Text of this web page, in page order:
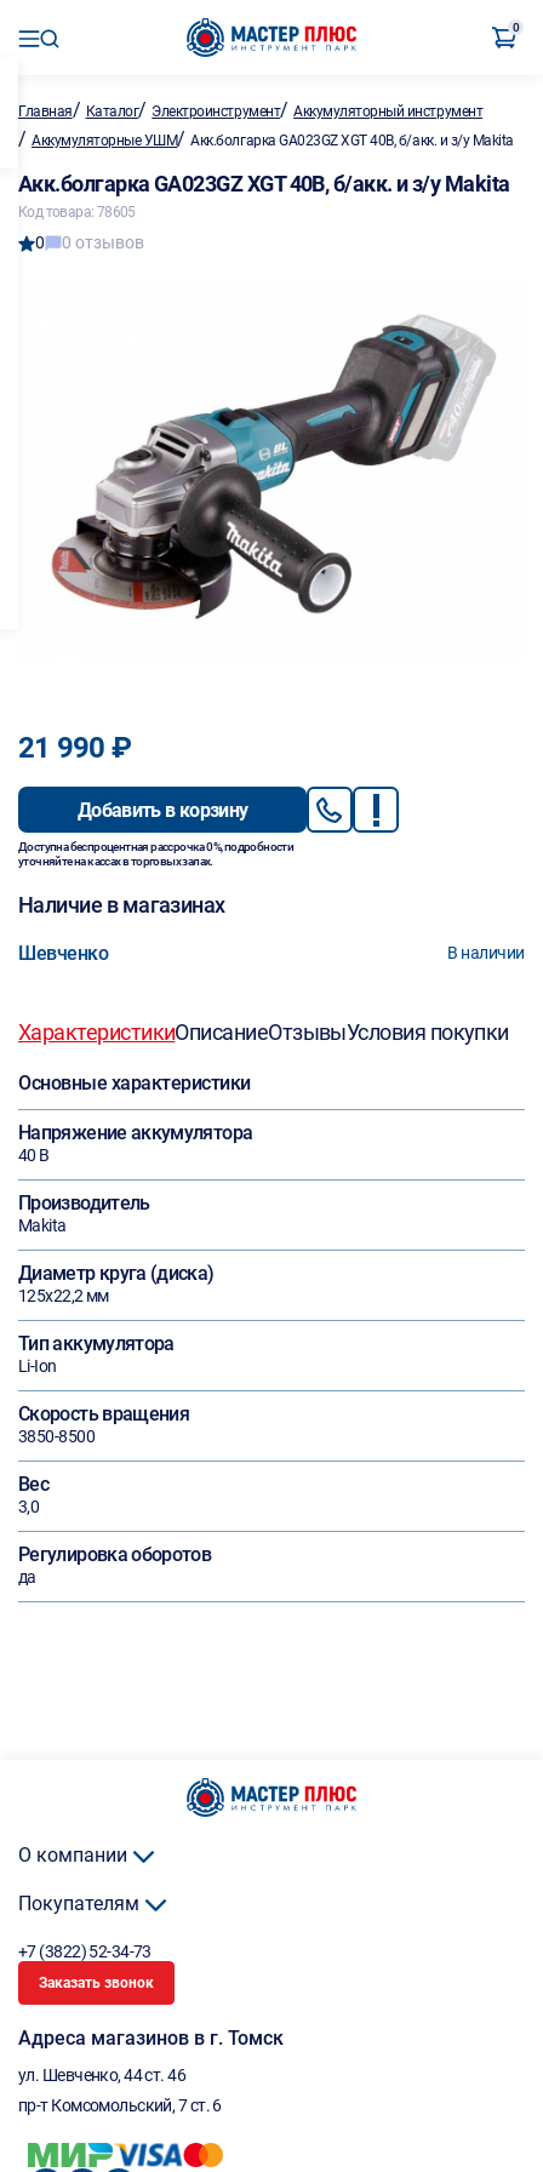
0
Главная/ Каталог/ Электроинструмент/Аккумуляторный инструмент
/ Аккумуляторные УШМ/Акк.болгарка GA023GZ XGT 40В, б/акк. и з/у Makita
Акк.болгарка GA023GZ XGT 40В, б/акк. и з/у Makita
Код товара: 78605
0 0 отзывов
21 990 ₽
Добавить в корзину
Доступна беспроцентная рассрочка 0%, подробности
уточняйте на кассах в торговых залах.
Наличие в магазинах
Шевченко В наличии
ХарактеристикиОписаниеОтзывыУсловия покупки
Основные характеристики
Напряжение аккумулятора
40 В
Производитель
Makita
Диаметр круга (диска)
125х22,2 мм
Тип аккумулятора
Li-Ion
Скорость вращения
3850-8500
Вес
3,0
Регулировка оборотов
да
О компании
Покупателям
+7 (3822) 52-34-73
Заказать звонок
Адреса магазинов в г. Томск
ул. Шевченко, 44 ст. 46
пр-т Комсомольский, 7 ст. 6